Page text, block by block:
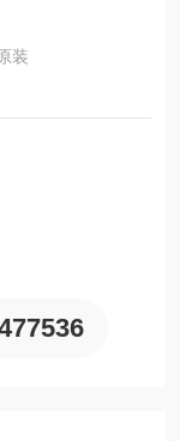
装
IN, 系列: -F42,